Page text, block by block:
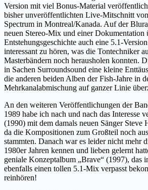
Version mit viel Bonus-Material
bisher unveröffentlichten Live-Mitschnitt
Spectrum in Montreal/Kanada. Auf der
neuen Stereo-Mix und einer Dokumentation
Entstehungsgeschichte auch eine 5.1-
interessant zu hören, was die Tontechniker
Masterbändern noch herausholen konnten.
in Sachen Surroundsound eine kleine
die anderen beiden Alben der Fish-Jahre in
Mehrkanalabmischung auf ganzer Linie
An den weiteren Veröffentlichungen der
1989 habe ich nach und nach das Interesse
(1990) mit dem damals neuen Sänger Steve
da die Kompositionen zum Großteil noch
stammten. Danach war es leider nicht mehr
1980er Jahren kennen und lieben gelernt
geniale Konzeptalbum „Brave“ (1997), das
ebenfalls einen tollen 5.1-Mix verpasst
reinhören!